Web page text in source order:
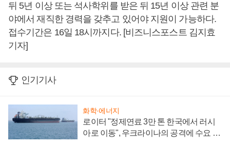
뒤 5년 이상 또는 석사학위를 받은 뒤 15년 이상 관련 분
야에서 재직한 경력을 갖추고 있어야 지원이 가능하다.
접수기간은 16일 18시까지다. [비즈니스포스트 김지효
기자]
인기기사
화학·에너지
로이터 "정제연료 3만 톤 한국에서 러시
아로 이동", 우크라이나의 공격에 수요 늘